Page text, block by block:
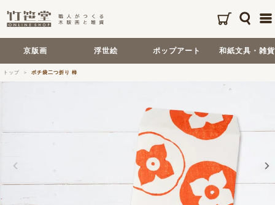
京版画 浮世絵 ポップアート 和紙文具・雑貨
トップ ポチ袋二つ折り 柿